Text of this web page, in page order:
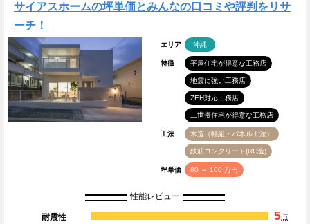
サイアスホームの坪単価とみんなの口コミや評判をリサ
ーチ！
エリア 沖縄
特徴 平屋住宅が得意な工務店
地震に強い工務店
ZEH対応工務店
二世帯住宅が得意な工務店
工法 木造（軸組・パネル工法）
鉄筋コンクリート(RC造)
坪単価 80 ～ 100 万円
性能レビュー
耐震性 5点